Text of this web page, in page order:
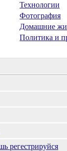
Технологии
Фотография
Домашние
Политика и
регестрируйся